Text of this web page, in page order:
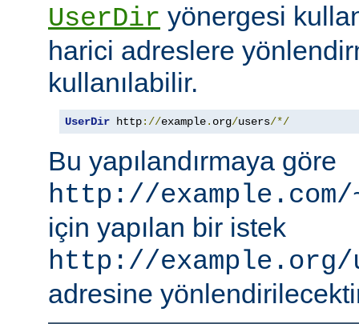
UserDir yönergesi
harici adreslere
kullanılabilir.
UserDir http://example. org/users/*/
Bu yapılandırmaya göre
http://example.com/
için yapılan bir istek
http://example.org/
adresine